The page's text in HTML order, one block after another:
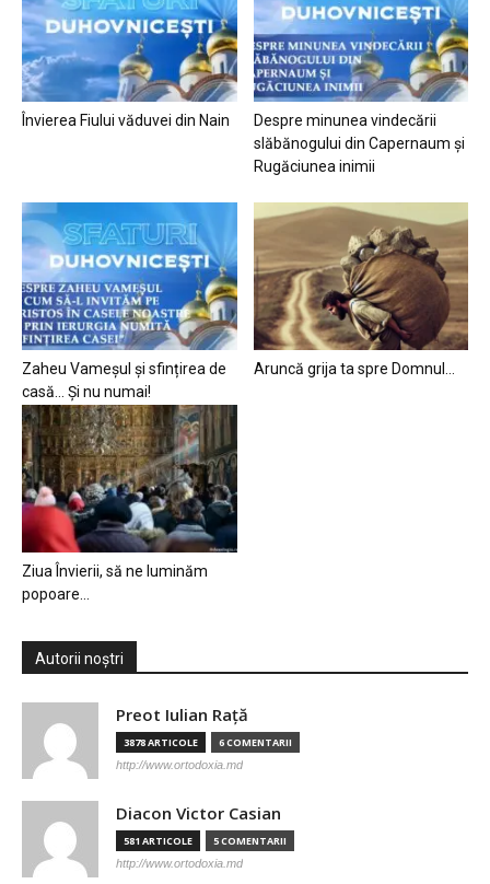
Învierea Fiului văduvei din Nain
Despre minunea vindecării
slăbănogului din Capernaum și
Rugăciunea inimii
Zaheu Vameșul și sfințirea de
casă… Și nu numai!
Aruncă grija ta spre Domnul…
Ziua Învierii, să ne luminăm
popoare…
Autorii noștri
Preot Iulian Raţă
3878 ARTICOLE 6 COMENTARII
http://www.ortodoxia.md
Diacon Victor Casian
581 ARTICOLE 5 COMENTARII
http://www.ortodoxia.md